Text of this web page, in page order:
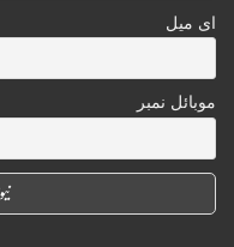
ای میل
موبائل نمبر